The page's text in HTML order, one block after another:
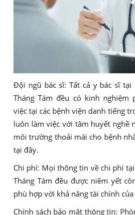
Đội ngũ bác sĩ: Tất cả y bác sĩ tại
Tháng Tám đều có kinh nghiệm
việc tại các bệnh viện danh tiếng
luôn làm việc với tâm huyết nghề
môi trường thoải mái cho bệnh
tại đây.
Chi phí: Mọi thông tin về chi phí
Tháng Tám đều được niêm yết
phù hợp với khả năng tài chính
Chính sách bảo mật thông tin: